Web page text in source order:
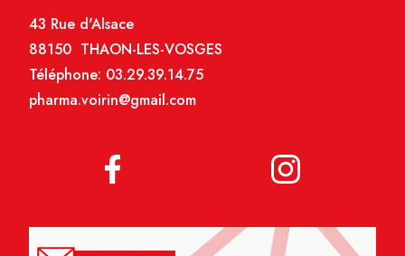
43 Rue d'Alsace
88150 THAON-LES-VOSGES
Téléphone: 03.29.39.14.75
pharma.voirin@gmail.com